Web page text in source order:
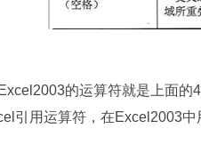
的运算符就是上面的
引用运算符，在Excel2003中